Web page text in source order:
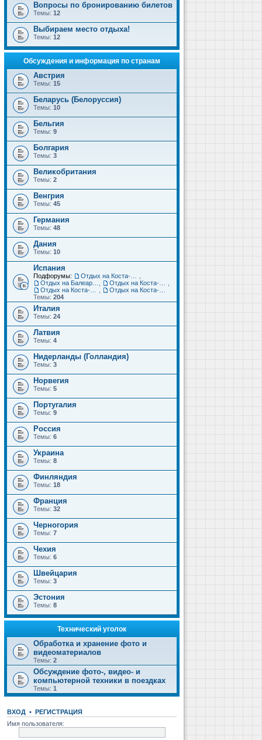
Вопросы по бронированию билетов
Темы: 12
Выбираем место отдыха!
Темы: 12
Обсуждения и информация по странам
Австрия
Темы: 15
Беларусь (Белоруссия)
Темы: 10
Бельгия
Темы: 9
Болгария
Темы: 3
Великобритания
Темы: 2
Венгрия
Темы: 45
Германия
Темы: 48
Дания
Темы: 10
Испания
Подфорумы:
Темы: 204
Италия
Темы: 24
Латвия
Темы: 4
Нидерланды (Голландия)
Темы: 3
Норвегия
Темы: 5
Португалия
Темы: 9
Россия
Темы: 6
Украина
Темы: 8
Финляндия
Темы: 18
Франция
Темы: 32
Черногория
Темы: 7
Чехия
Темы: 6
Швейцария
Темы: 3
Эстония
Темы: 8
Технический уголок
Обработка и хранение фото и
видеоматериалов
Темы: 2
Обсуждение фото-, видео- и
компьютерной техники в поездках
Темы: 1
ВХОД • РЕГИСТРАЦИЯ
Имя пользователя: